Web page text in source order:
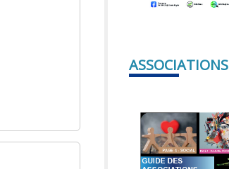
ASSOCIATIONS